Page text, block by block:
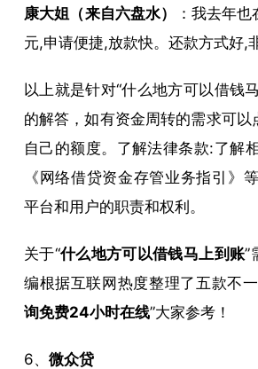
康大姐（来自六盘水）
：我去年
元,申请便捷,放款快。还款方式好,
以上就是针对“什么地方可以借钱
的解答，如有资金周转的需求可以
自己的额度。了解法律条款:了解
《网络借贷资金存管业务指引》
平台和用户的职责和权利。
关于“什么地方可以借钱马上到账”
编根据互联网热度整理了五款不
询免费24小时在线”大家参考！
6、 微众贷